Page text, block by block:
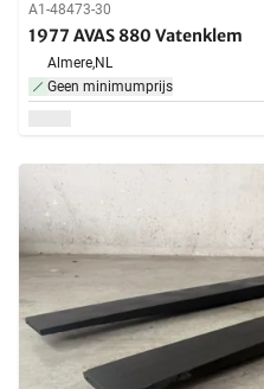
A1-48473-30
1977 AVAS 880 Vatenklem
Almere,NL
Geen minimumprijs